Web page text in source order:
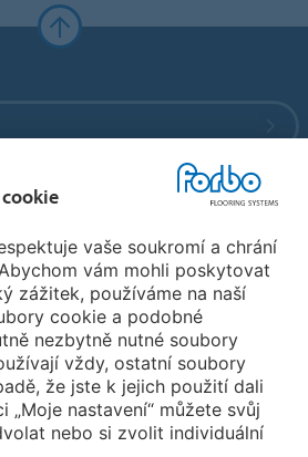
vaše soukromí a chrání
vám mohli poskytovat
zážitek, používáme na naší
cookie a podobné
nezbytně nutné soubory
vždy, ostatní soubory
že jste k jejich použití dali
„Moje nastavení“ můžete svůj
nebo si zvolit individuální